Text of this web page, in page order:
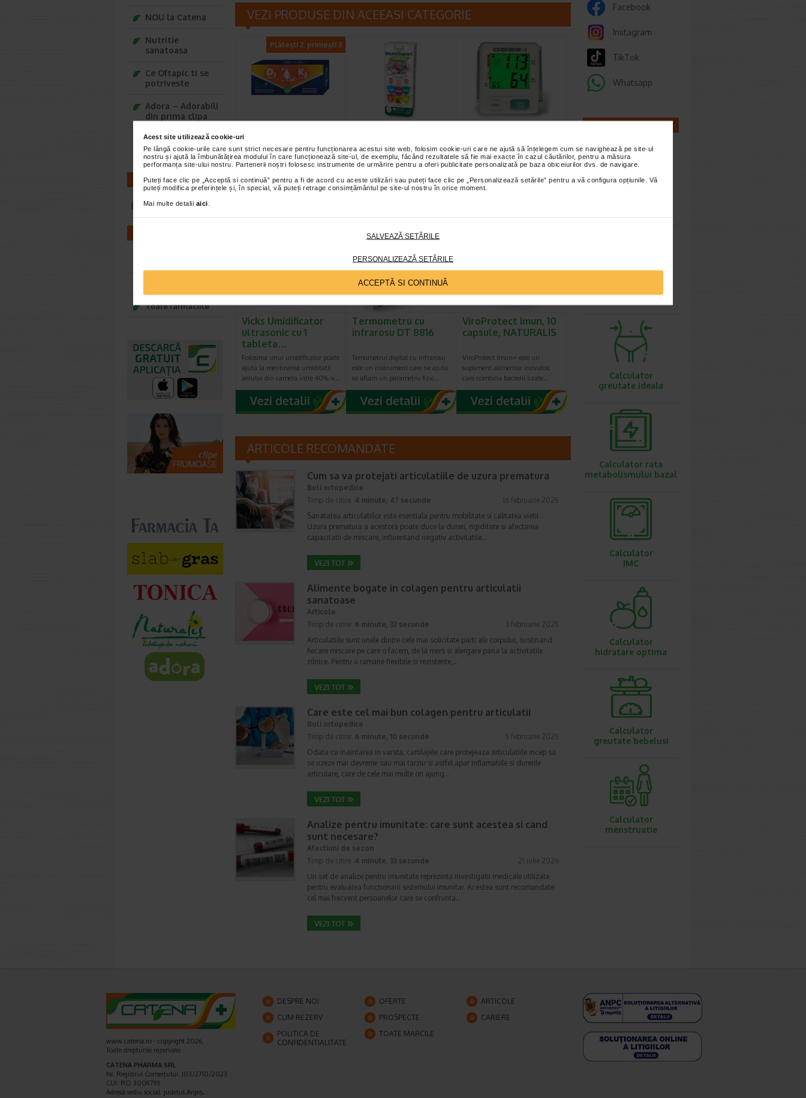
Acest site utilizează cookie-uri
Pe lângă cookie-urile care sunt strict necesare pentru funcționarea acestui site web, folosim cookie-uri care ne ajută să înțelegem cum se navighează pe site-ul
nostru și ajută la îmbunătățirea modului în care funcționează site-ul, de exemplu, făcând rezultatele să fie mai exacte în cazul căutărilor, pentru a măsura
performanța site-ului nostru. Partenerii noștri folosesc instrumente de urmărire pentru a oferi publicitate personalizată pe baza obiceiurilor dvs. de navigare.
Puteți face clic pe „Acceptă si continuă” pentru a fi de acord cu aceste utilizări sau puteți face clic pe „Personalizează setările” pentru a vă configura opțiunile. Vă
puteți modifica preferințele și, în special, vă puteți retrage consimțământul pe site-ul nostru în orice moment.
Mai multe detalii aici
SALVEAZĂ SETĂRILE
PERSONALIZEAZĂ SETĂRILE
ACCEPTĂ SI CONTINUĂ
VEZI PRODUSE DIN ACEEASI CATEGORIE
Plătești 2, primești 3
Vitamina D3 +K2, 30
capsule moi,
NATURALIS
Naturalis Vitamina D3 + K2 este
un supliment alimentar care
combina vitamina D3 si…
Manuka, 10
comprimate…
Naturalis ImunoSuport Manuka
este un supliment alimentar sub
forma de comprimate…
automat pentru
incheietura DB-23
Tensiometrul automat pentru
incheietura mainii este un aparat
de dimensiuni mici, compact si…
Vicks Umidificator
ultrasonic cu 1
tableta…
Folosirea unui umidificator poate
ajuta la mentinerea umiditatii
aerului din camera intre 40% si…
Termometru cu
infrarosu DT 8816
Temometrul digital cu infrarosu
este un instrument care ne ajuta
sa aflam un parametru fizic…
ViroProtect Imun, 10
capsule, NATURALIS
ViroProtect Imun+ este un
supliment alimentar inovator,
care combina bacterii lizate…
ARTICOLE RECOMANDATE
Cum sa va protejati articulatiile de uzura prematura
Boli ortopedice
Timp de citire: 4 minute, 47 secunde
16 februarie 2025
Sanatatea articulatiilor este esentiala pentru mobilitate si calitatea vietii.
Uzura prematura a acestora poate duce la dureri, rigiditate si afectarea
capacitatii de miscare, influentand negativ activitatile…
Alimente bogate in colagen pentru articulatii
sanatoase
Articole
Timp de citire: 6 minute, 32 secunde
3 februarie 2025
Articulatiile sunt unele dintre cele mai solicitate parti ale corpului, sustinand
fiecare miscare pe care o facem, de la mers si alergare pana la activitatile
zilnice. Pentru a ramane flexibile si rezistente,…
Care este cel mai bun colagen pentru articulatii
Boli ortopedice
Timp de citire: 6 minute, 10 secunde
5 februarie 2025
Odata cu inaintarea in varsta, cartilajele care protejeaza articulatiile incep sa
se uzeze mai devreme sau mai tarziu si astfel apar inflamatiile si durerile
articulare, care de cele mai multe ori ajung…
Analize pentru imunitate: care sunt acestea si cand
sunt necesare?
Afectiuni de sezon
Timp de citire: 4 minute, 33 secunde
21 iulie 2026
Un set de analize pentru imunitate reprezinta investigatii medicale utilizate
pentru evaluarea functionarii sistemului imunitar. Acestea sunt recomandate
cel mai frecvent persoanelor care se confrunta…
NOU la Catena
Nutritie
sanatoasa
Ce Oftapic ti se
potriveste
Adora – Adorabili
din prima clipa
Seturi cadou
Baylis&Harding
CONTACT
infoline@catena.ro
Toate farmaciile
Facebook
Instagram
TikTok
Whatsapp
ovulatie
Calculator
greutate ideala
Calculator rata
metabolismului bazal
Calculator
IMC
Calculator
hidratare optima
Calculator
greutate bebelusi
Calculator
menstruatie
www.catena.ro - copyright 2026,
Toate drepturile rezervate
CATENA PHARMA SRL
Nr. Registrul Comerţului: J03/2710/2023
CUI: RO 3008793
Adresă sediu social: judetul Argeş,
DESPRE NOI OFERTE
ARTICOLE
CUM REZERV
PROSPECTE
CARIERE
POLITICA DE
CONFIDENTIALITATE
TOATE MARCILE